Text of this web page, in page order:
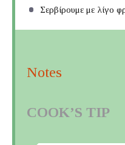
Σερβίρουμε με λίγο
Notes
COOK’S TIP